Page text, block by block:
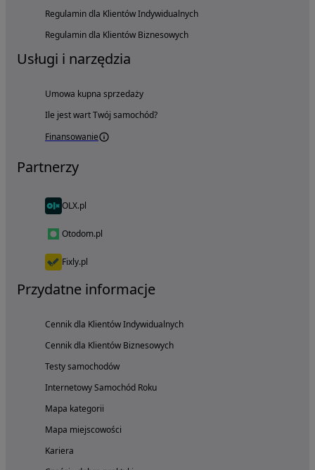
Regulamin dla Klientów Indywidualnych
Regulamin dla Klientów Biznesowych
Usługi i narzędzia
Umowa kupna sprzedaży
Ile jest wart Twój samochód?
Finansowanie
Partnerzy
OLX.pl
Otodom.pl
Fixly.pl
Przydatne informacje
Cennik dla Klientów Indywidualnych
Cennik dla Klientów Biznesowych
Testy samochodów
Internetowy Samochód Roku
Mapa kategorii
Mapa miejscowości
Kariera